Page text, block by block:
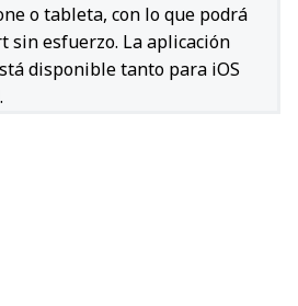
o tableta, con lo que podrá
sin esfuerzo. La aplicación
disponible tanto para iOS